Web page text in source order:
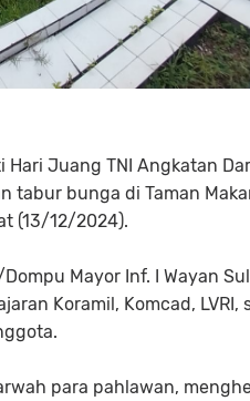
Juang TNI Angkatan
tabur bunga di Taman
(13/12/2024).
Mayor Inf. I Wayan
Koramil, Komcad, LVRI,
para pahlawan,